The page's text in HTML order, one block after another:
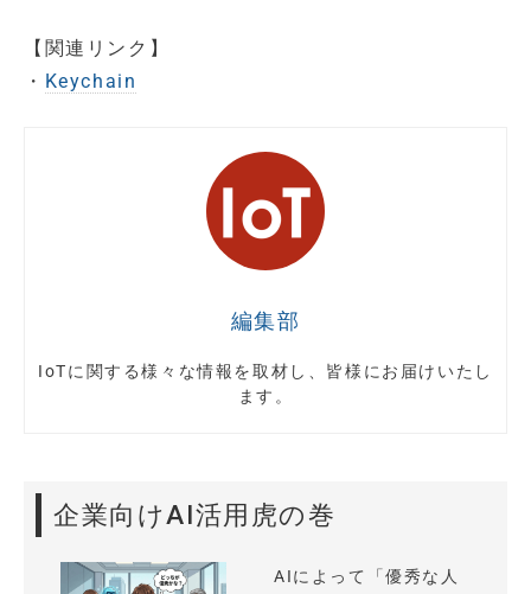
【関連リンク】
・ Keychain
編集部
IoTに関する様々な情報を取材し、皆様にお届けいたし
ます。
企業向けAI活用虎の巻
AIによって「優秀な人